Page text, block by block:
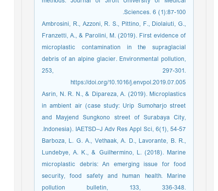
Sciences. 6 (1):87-100.
Ambrosini, R., Azzoni, R. S., Pittino, F., Diolaiuti, G.,
Franzetti, A., & Parolini, M. (2019). First evidence of
microplastic contamination in the supraglacial
debris of an alpine glacier. Environmental pollution,
253, 297-301.
https://doi.org/10.1016/j.envpol.2019.07.005
Asrin, N. R. N., & Dipareza, A. (2019). Microplastics
in ambient air (case study: Urip Sumoharjo street
and Mayjend Sungkono street of Surabaya City,
Indonesia). IAETSD–J Adv Res Appl Sci, 6(1), 54-57.
Barboza, L. G. A., Vethaak, A. D., Lavorante, B. R.,
Lundebye, A. K., & Guilhermino, L. (2018). Marine
microplastic debris: An emerging issue for food
security, food safety and human health. Marine
pollution bulletin, 133, 336-348.